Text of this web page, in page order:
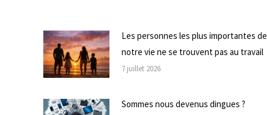
Les personnes les plus importantes de
notre vie ne se trouvent pas au travail
7 juillet 2026
Sommes nous devenus dingues ?